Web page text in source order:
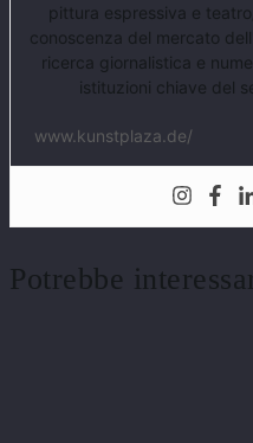
pittura espressiva e
conoscenza del mercato
ricerca giornalistica e
istituzioni chiave del
www.kunstplaza.de/
Potrebbe